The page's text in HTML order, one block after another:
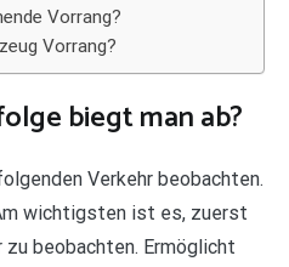
Vorrang?
Vorrang?
biegt man ab?
Verkehr beobachten.
wichtigsten ist es, zuerst
beobachten. Ermöglicht